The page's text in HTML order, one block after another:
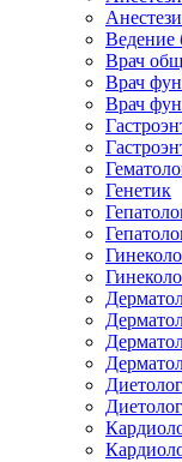
Ведение
Врач
Врач
Врач
Генетик
Диетолог